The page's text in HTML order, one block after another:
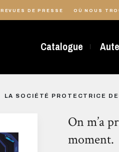
REVUES DE PRESSE OÙ NOUS
Catalogue
LA SOCIÉTÉ PROTECTRICE
On m’a
moment.